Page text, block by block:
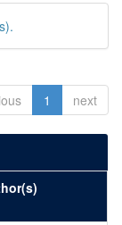
1 next